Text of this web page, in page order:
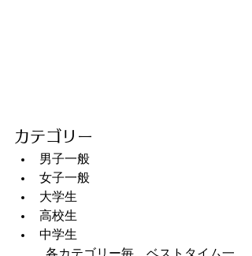
カテゴリー
男子一般
女子一般
大学生
高校生
中学生
各カテゴリー毎、ベストタイム一